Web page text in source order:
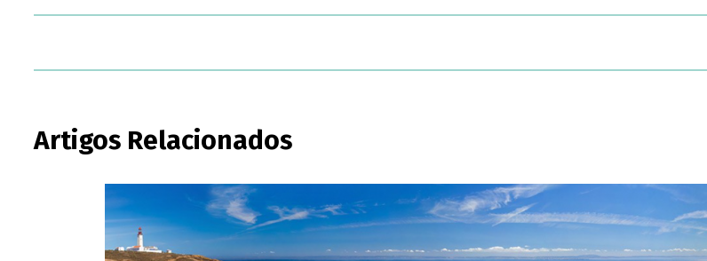
Artigos Relacionados